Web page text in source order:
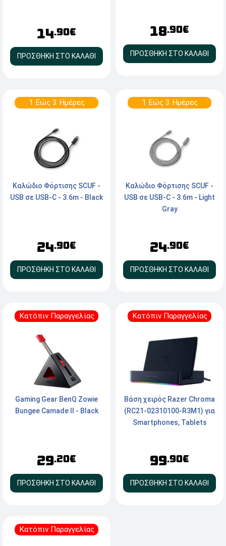
14.90€
ΠΡΟΣΘΗΚΗ ΣΤΟ ΚΑΛΑΘΙ
18.90€
ΠΡΟΣΘΗΚΗ ΣΤΟ ΚΑΛΑΘΙ
1 Εώς 3 Ημέρες
Καλώδιο Φόρτισης SCUF -
USB σε USB-C - 3.6m - Black
24.90€
ΠΡΟΣΘΗΚΗ ΣΤΟ ΚΑΛΑΘΙ
1 Εώς 3 Ημέρες
Καλώδιο Φόρτισης SCUF -
USB σε USB-C - 3.6m - Light
Gray
24.90€
ΠΡΟΣΘΗΚΗ ΣΤΟ ΚΑΛΑΘΙ
Κατόπιν Παραγγελίας
Gaming Gear BenQ Zowie
Bungee Camade II - Black
29.20€
ΠΡΟΣΘΗΚΗ ΣΤΟ ΚΑΛΑΘΙ
Κατόπιν Παραγγελίας
Βάση χειρός Razer Chroma
(RC21-02310100-R3M1) για
Smartphones, Tablets
99.90€
ΠΡΟΣΘΗΚΗ ΣΤΟ ΚΑΛΑΘΙ
Κατόπιν Παραγγελίας